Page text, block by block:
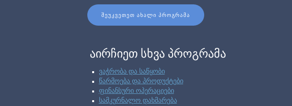
ᲨᲔᲣᲙᲕᲔᲗᲔᲗ ᲐᲮᲐᲚᲘ ᲞᲠᲝᲒᲠᲐᲛᲐ
აირჩიეთ სხვა პროგრამა
ვაჭრობა და საწყობი
წარმოება და პროდუქტები
ფინანსური ოპერაციები
სამკურნალო დახმარება